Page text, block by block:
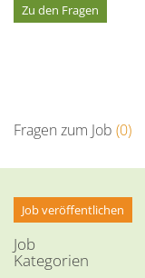
Zu den Fragen
Fragen zum Job (0)
Job veröffentlichen
Job
Kategorien